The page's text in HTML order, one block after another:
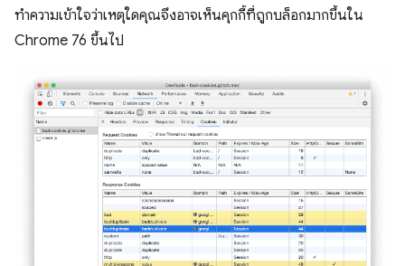
ทำความเข้าใจว่าเหตุใดคุณจึงอาจเห็นคุกกี้ที่ถูกบล็อกมากขึ้นใน
Chrome 76 ขึ้นไป